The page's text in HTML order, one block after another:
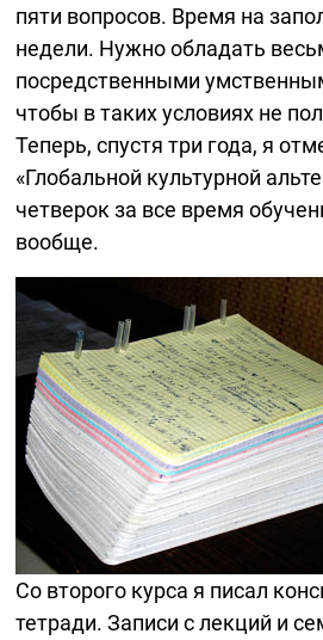
пяти вопросов. Время на
недели. Нужно обладать
посредственными
чтобы в таких условиях не
Теперь, спустя три года, я
«Глобальной культурной
четверок за все время
вообще.
Со второго курса я писал
тетради. Записи с лекций и